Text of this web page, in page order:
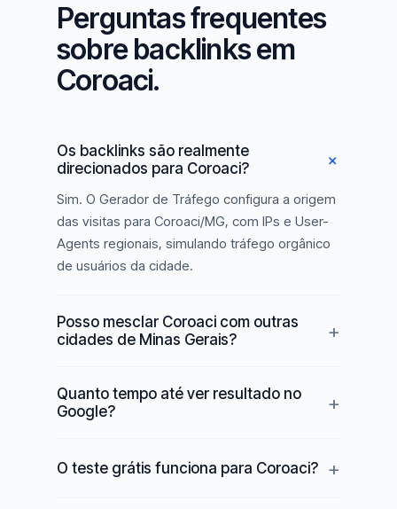
Perguntas frequentes
sobre backlinks em
Coroaci.
Os backlinks são realmente
direcionados para Coroaci?
Sim. O Gerador de Tráfego configura a origem
das visitas para Coroaci/MG, com IPs e User-
Agents regionais, simulando tráfego orgânico
de usuários da cidade.
Posso mesclar Coroaci com outras
cidades de Minas Gerais?
Quanto tempo até ver resultado no
Google?
O teste grátis funciona para Coroaci?